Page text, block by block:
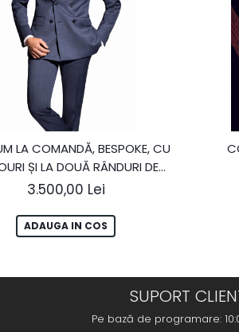
LA COMANDĂ, BESPOKE, CU
ȘI LA DOUĂ RÂNDURI DE
NASTURI
3.500,00 Lei
ADAUGA IN COS
SUPORT
Pe bază de programare: